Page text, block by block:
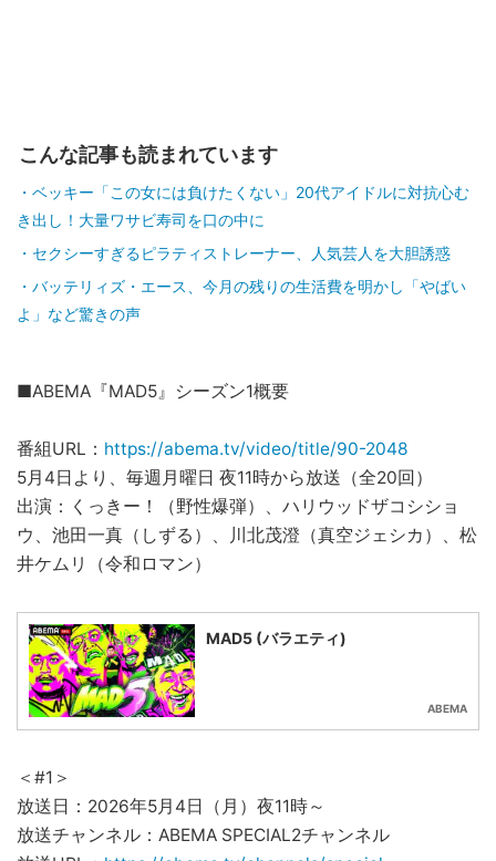
こんな記事も読まれています
ベッキー「この女には負けたくない」20代アイドルに対抗心む
き出し！大量ワサビ寿司を口の中に
セクシーすぎるピラティストレーナー、人気芸人を大胆誘惑
バッテリィズ・エース、今月の残りの生活費を明かし「やばい
よ」など驚きの声
■ABEMA『MAD5』シーズン1概要
番組URL： https://abema.tv/video/title/90-2048
5月4日より、毎週月曜日 夜11時から放送（全20回）
出演：くっきー！（野性爆弾）、ハリウッドザコシショ
ウ、池田一真（しずる）、川北茂澄（真空ジェシカ）、松
井ケムリ（令和ロマン）
MAD5 (バラエティ)
ABEMA
＜#1＞
放送日：2026年5月4日（月）夜11時～
放送チャンネル：ABEMA SPECIAL2チャンネル